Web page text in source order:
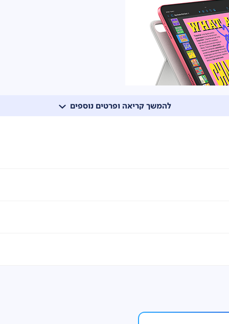
להמשך קריאה ופרטים נוספים